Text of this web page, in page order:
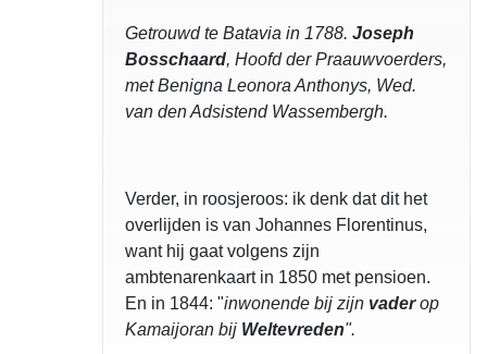
Getrouwd te Batavia in 1788. Joseph
Bosschaard, Hoofd der Praauwvoerders,
met Benigna Leonora Anthonys, Wed.
van den Adsistend Wassembergh.
Verder, in roosjeroos: ik denk dat dit het
overlijden is van Johannes Florentinus,
want hij gaat volgens zijn
ambtenarenkaart in 1850 met pensioen.
En in 1844: "inwonende bij zijn vaderop
Kamaijoran bij Weltevreden".